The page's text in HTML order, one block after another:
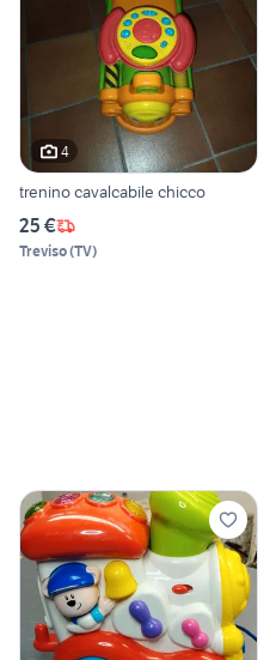
4
trenino cavalcabile chicco
25 €
Treviso(TV)